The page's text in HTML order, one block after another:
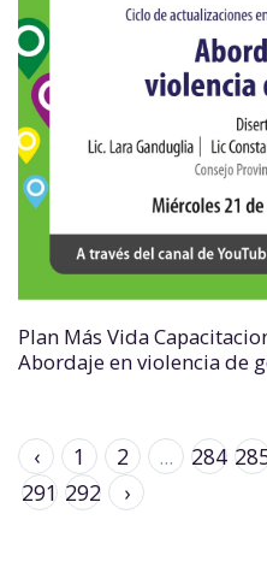
Plan Más Vida
Abordaje en violencia de
‹ 1 2 ... 284
291 292 ›